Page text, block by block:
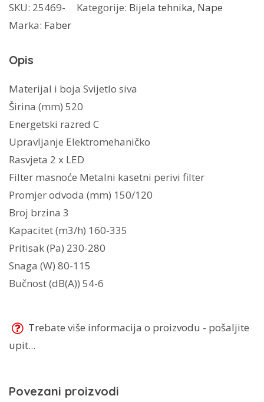
Smart
C
A52
(335m3/h)
305.0599.305
količina
SKU: 25469- Kategorije: Bijela tehnika, Nape
Marka: Faber
Opis
Materijal i boja Svijetlo siva
Širina (mm) 520
Energetski razred C
Upravljanje Elektromehaničko
Rasvjeta 2 x LED
Filter masnoće Metalni kasetni perivi filter
Promjer odvoda (mm) 150/120
Broj brzina 3
Kapacitet (m3/h) 160-335
Pritisak (Pa) 230-280
Snaga (W) 80-115
Bučnost (dB(A)) 54-6
Trebate više informacija o proizvodu - pošaljite
upit...
Povezani proizvodi